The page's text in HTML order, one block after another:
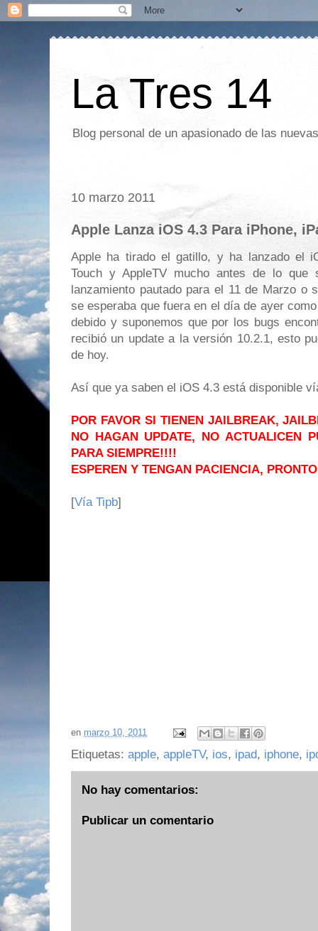
La Tres 14
Blog personal de un apasionado de las
10 marzo 2011
Apple Lanza iOS 4.3 Para iPhone,
Apple ha tirado el gatillo, y ha lanzado el
Touch y AppleTV mucho antes de lo que
lanzamiento pautado para el 11 de Marzo o
se esperaba que fuera en el día de ayer
debido y suponemos que por los bugs
recibió un update a la versión 10.2.1, esto
de hoy.
Así que ya saben el iOS 4.3 está disponible
POR FAVOR SI TIENEN JAILBREAK,
NO HAGAN UPDATE, NO ACTUALICEN
PARA SIEMPRE!!!!
ESPEREN Y TENGAN PACIENCIA,
[Vía Tipb]
en marzo 10, 2011
Etiquetas: apple, appleTV, ios, ipad, iphone,
No hay comentarios:
Publicar un comentario